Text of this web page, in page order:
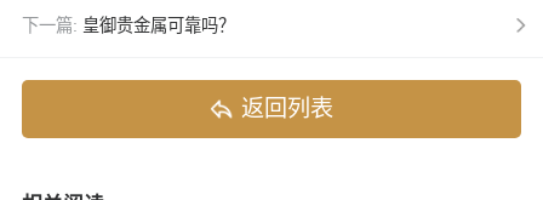
下一篇: 皇御贵金属可靠吗？
返回列表